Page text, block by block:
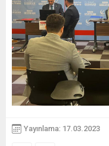
Yayınlama: 17.03.2023